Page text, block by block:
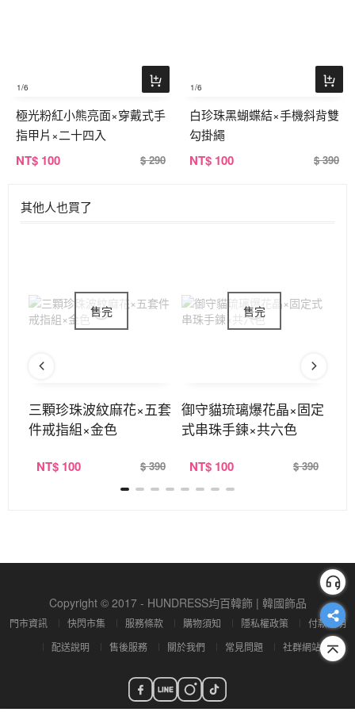
1/6
極光粉紅小熊亮面×穿戴式手
指甲片×二十四入
NT$ 100 $ 290
1/6
白珍珠黑蝴蝶結×手機斜背雙
勾掛繩
NT$ 100 $ 390
其他人也買了
三顆珍珠波紋麻花×五套
件戒指組×金色
NT$ 100 $ 390
御守貓琉璃爆花晶×固定
式串珠手鍊×共六色
NT$ 100 $ 390
Copyright © 2017 - HUNDRESS均百韓飾 | 韓國飾品
門市資訊 快閃市集 服務條款 購物須知 隱私權政策
付款說明
配送說明
售後服務 關於我們 常見問題 社群網站